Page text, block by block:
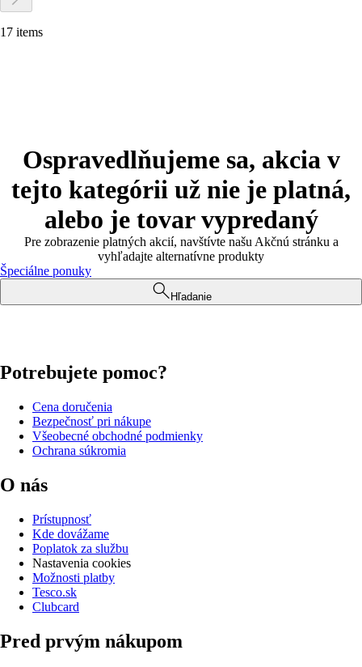
17 items
Ospravedlňujeme sa, akcia v
tejto kategórii už nie je platná,
alebo je tovar vypredaný
Pre zobrazenie platných akcií, navštívte našu Akčnú stránku a
vyhľadajte alternatívne produkty
Špeciálne ponuky
Hľadanie
Potrebujete pomoc?
Cena doručenia
Bezpečnosť pri nákupe
Všeobecné obchodné podmienky
Ochrana súkromia
O nás
Prístupnosť
Kde dovážame
Poplatok za službu
Nastavenia cookies
Možnosti platby
Tesco.sk
Clubcard
Pred prvým nákupom